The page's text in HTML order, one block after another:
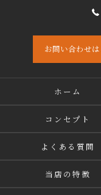
お問い合わせ
ホーム
コンセプト
よくある質問
当店の特徴